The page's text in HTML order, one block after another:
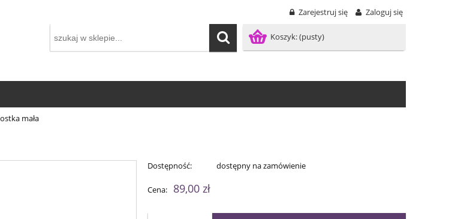
Zarejestruj się Zaloguj się
Koszyk:(pusty)
mała
Dostępność: dostępny na zamówienie
Cena: 89,00 zł